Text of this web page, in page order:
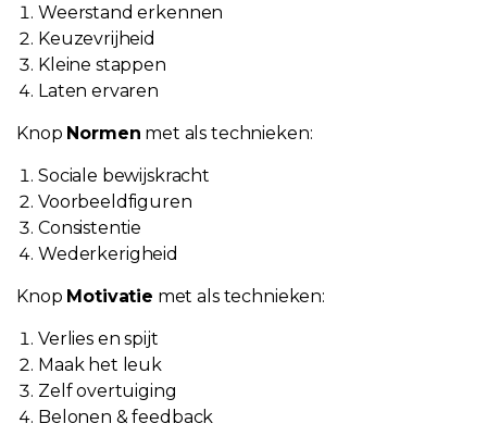
Weerstand erkennen
Keuzevrijheid
Kleine stappen
Laten ervaren
Knop Normen met als technieken:
Sociale bewijskracht
Voorbeeldfiguren
Consistentie
Wederkerigheid
Knop Motivatie met als technieken:
Verlies en spijt
Maak het leuk
Zelf overtuiging
Belonen & feedback